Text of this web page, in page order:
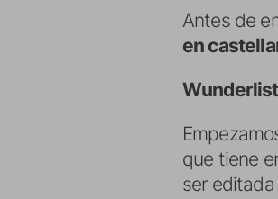
Antes de
en
Wunderlist
que tiene
ser